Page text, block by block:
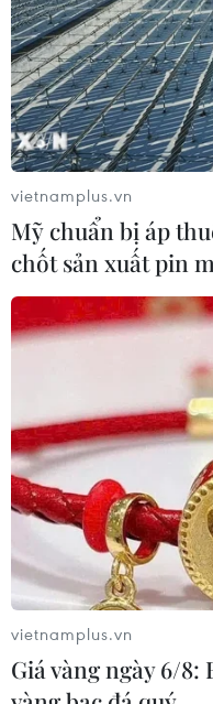
vietnamplus.vn
Mỹ chuẩn bị áp
chốt sản xuất pin
vietnamplus.vn
Giá vàng ngày 6/8: